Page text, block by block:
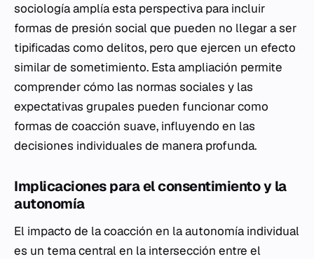
sociología amplía esta perspectiva para incluir
formas de presión social que pueden no llegar a ser
tipificadas como delitos, pero que ejercen un efecto
similar de sometimiento. Esta ampliación permite
comprender cómo las normas sociales y las
expectativas grupales pueden funcionar como
formas de coacción suave, influyendo en las
decisiones individuales de manera profunda.
Implicaciones para el consentimiento y la
autonomía
El impacto de la coacción en la autonomía individual
es un tema central en la intersección entre el